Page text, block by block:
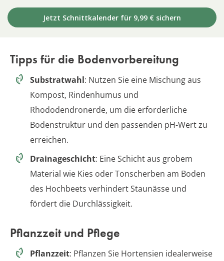
Jetzt Schnittkalender für 9,99 € sichern
Tipps für die Bodenvorbereitung
Substratwahl: Nutzen Sie eine Mischung aus
Kompost, Rindenhumus und
Rhododendronerde, um die erforderliche
Bodenstruktur und den passenden pH-Wert zu
erreichen.
Drainageschicht: Eine Schicht aus grobem
Material wie Kies oder Tonscherben am Boden
des Hochbeets verhindert Staunässe und
fördert die Durchlässigkeit.
Pflanzzeit und Pflege
Pflanzzeit: Pflanzen Sie Hortensien idealerweise